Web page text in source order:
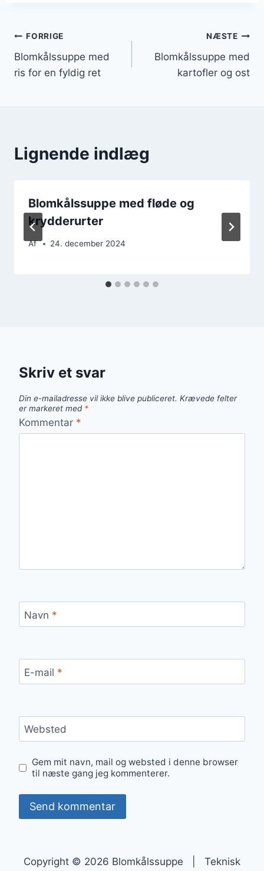
Indlægsnavigation
FORRIGE
Blomkålssuppe med
ris for en fyldig ret
NÆSTE
Blomkålssuppe med
kartofler og ost
Lignende indlæg
Blomkålssuppe med fløde og
krydderurter
Af 24. december 2024
Skriv et svar
Din e-mailadresse vil ikke blive publiceret. Krævede felter
er markeret med *
Kommentar *
Navn *
E-mail *
Websted
Gem mit navn, mail og websted i denne browser
til næste gang jeg kommenterer.
Copyright © 2026 Blomkålssuppe | Teknisk